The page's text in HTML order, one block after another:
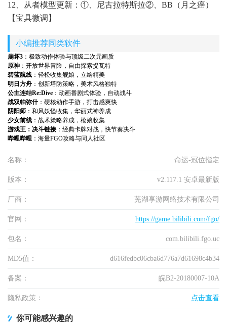
12、从者模型更新：①、尼古拉特斯拉②、BB（月之癌）
【宝具微调】
小编推荐同类软件
崩坏3 ：极致动作体验与顶级二次元画质
原神 ：开放世界冒险，自由探索提瓦特
碧蓝航线 ：轻松收集舰娘，立绘精美
明日方舟 ：创新塔防策略，美术风格独特
公主连结Re:Dive ：动画番剧式体验，自动战斗
战双帕弥什：硬核动作手游，打击感爽快
阴阳师 ：和风妖怪收集，华丽式神养成
少女前线 ：战术策略养成，枪娘收集
游戏王：决斗链接：经典卡牌对战，快节奏决斗
哔哩哔哩 ：海量FGO攻略与同人社区
名称： 命运-冠位指定
版本： v2.117.1 安卓最新版
厂商： 芜湖享游网络技术有限公司
官网： https://game.bilibili.com/fgo/
包名： com.bilibili.fgo.uc
MD5值： d616fedbc06cba6d776a7d61698c4b34
备案： 皖B2-20180007-10A
隐私政策： 点击查看
你可能感兴趣的